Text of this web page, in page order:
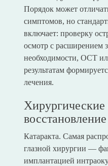
Порядок может
симптомов, но
включает: проверку
осмотр с расширением
необходимости, OCT
результатам
лечения.
Хирургические
восстановление
Катаракта. Самая
глазной хирургии —
имплантацией